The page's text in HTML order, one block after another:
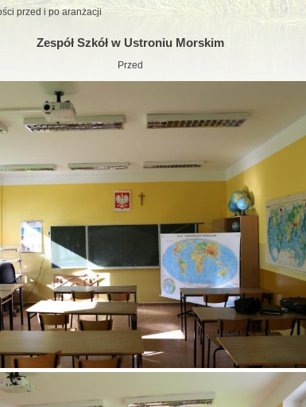
przed i po aranżacji
Zespół Szkół w Ustroniu Morskim
Przed